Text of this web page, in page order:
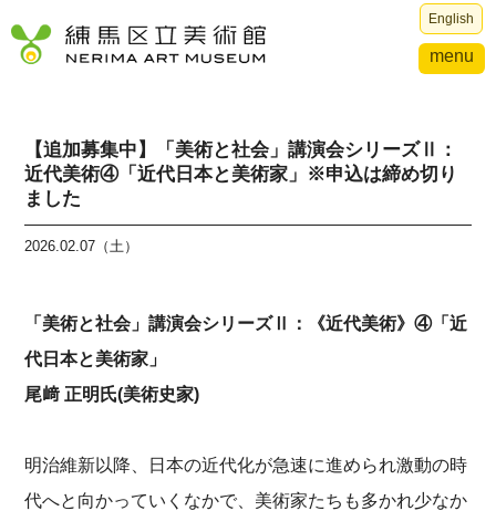
English
menu
【追加募集中】「美術と社会」講演会シリーズⅡ：
近代美術④「近代日本と美術家」※申込は締め切り
ました
2026.02.07（土）
「美術と社会」講演会シリーズⅡ：《近代美術》④「近
代日本と美術家」
尾﨑 正明氏(美術史家)
明治維新以降、日本の近代化が急速に進められ激動の時
代へと向かっていくなかで、美術家たちも多かれ少なか